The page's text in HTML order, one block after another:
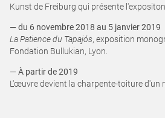
Kunst de Freiburg qui présente l'expositon
— du 6 novembre 2018 au 5 janvier 2019
La Patience du Tapajós, exposition
Fondation Bullukian, Lyon.
— À partir de 2019
L'œuvre devient la charpente-toiture d'un